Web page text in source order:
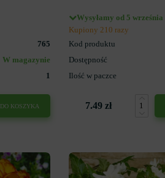
765
W magazynie
1
DO KOSZYKA
Wysyłamy od 5 września
Kupiony 210 razy
Kod produktu
Dostępność
Ilość w paczce
7.49 zł